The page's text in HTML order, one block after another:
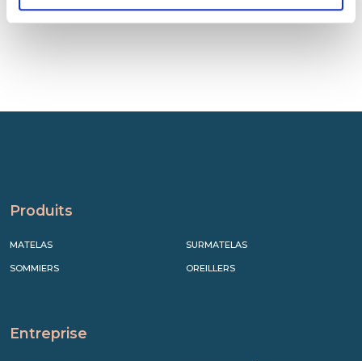
Produits
MATELAS
SOMMIERS
SURMATELAS
OREILLERS
Entreprise